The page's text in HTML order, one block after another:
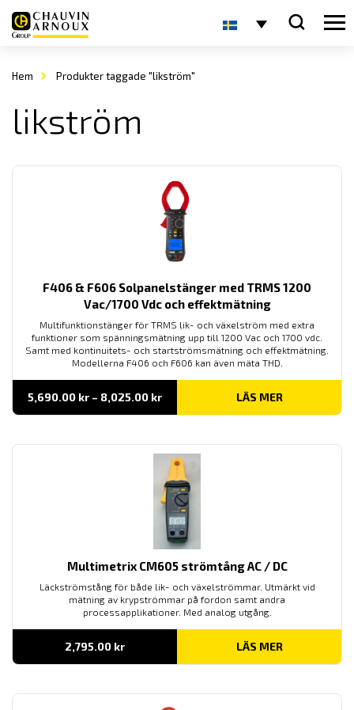
Hem Produkter taggade "likström"
likström
F406 & F606 Solpanelstänger med TRMS 1200
Vac/1700 Vdc och effektmätning
Multifunktionstänger för TRMS lik- och växelström med extra
funktioner som spänningsmätning upp till 1200 Vac och 1700 vdc.
Samt med kontinuitets- och startströmsmätning och effektmätning.
Modellerna F406 och F606 kan även mäta THD.
5,690.00 kr – 8,025.00 krPrisintervall:
till
LÄS MER
Multimetrix CM605 strömtång AC / DC
Läckströmstång för både lik- och växelströmmar. Utmärkt vid
mätning av krypströmmar på fordon samt andra
processapplikationer. Med analog utgång.
2,795.00 kr LÄS MER